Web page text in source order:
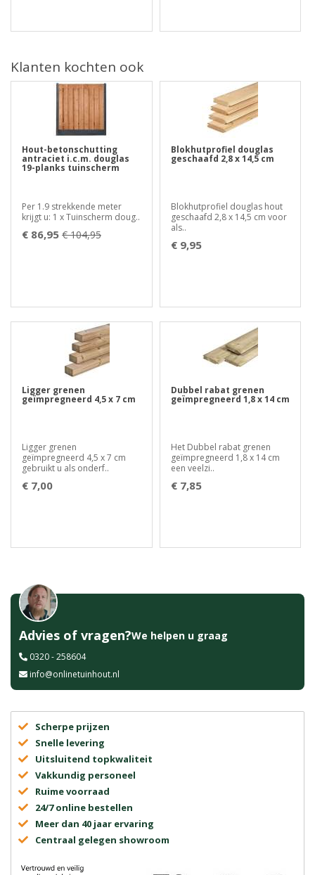
Klanten kochten ook
Hout-betonschutting
antraciet i.c.m. douglas
19-planks tuinscherm
Per 1.9 strekkende meter
krijgt u: 1 x Tuinscherm doug..
€ 86,95 € 104,95
Blokhutprofiel douglas
geschaafd 2,8 x 14,5 cm
Blokhutprofiel douglas hout
geschaafd 2,8 x 14,5 cm voor
als..
€ 9,95
Ligger grenen
geïmpregneerd 4,5 x 7 cm
Ligger grenen
geïmpregneerd 4,5 x 7 cm
gebruikt u als onderf..
€ 7,00
Dubbel rabat grenen
geïmpregneerd 1,8 x 14 cm
Het Dubbel rabat grenen
geïmpregneerd 1,8 x 14 cm
een veelzi..
€ 7,85
Advies of vragen?We helpen u graag
0320 - 258604
info@onlinetuinhout.nl
Scherpe prijzen
Snelle levering
Uitsluitend topkwaliteit
Vakkundig personeel
Ruime voorraad
24/7 online bestellen
Meer dan 40 jaar ervaring
Centraal gelegen showroom